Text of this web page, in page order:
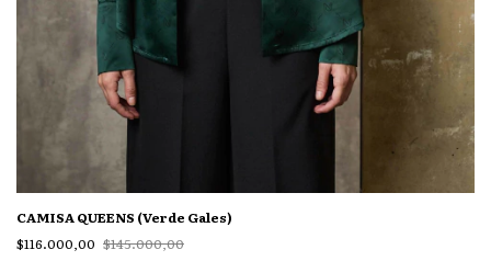
CAMISA QUEENS (Verde Gales)
$116.000,00 $145.000,00